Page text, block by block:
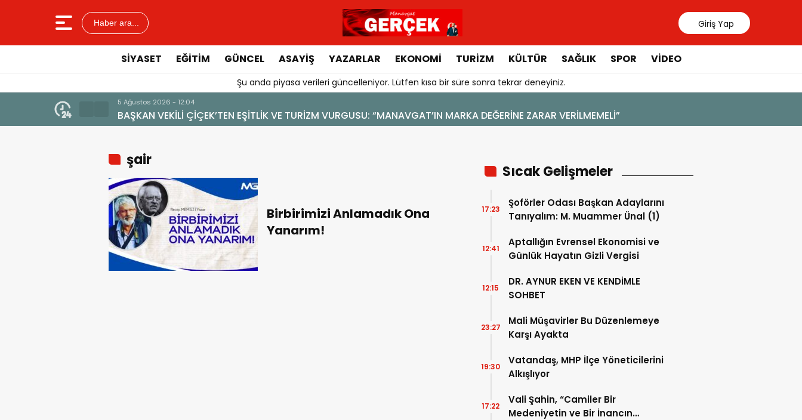
Haber ara... Giriş Yap
SIYASET EĞITIM GÜNCEL ASAYIŞ YAZARLAR EKONOMI TURIZM KÜLTÜR SAĞLIK SPOR VIDEO
Şu anda piyasa verileri güncelleniyor. Lütfen kısa bir süre sonra tekrar deneyiniz.
5 Ağustos 2026 - 12:04
BAŞKAN VEKİLİ ÇİÇEK’TEN EŞİTLİK VE TURİZM VURGUSU: “MANAVGAT’IN MARKA DEĞERİNE ZARAR VERİLMEMELİ”
şair
Birbirimizi Anlamadık Ona
Yanarım!
Sıcak Gelişmeler
Şoförler Odası Başkan Adaylarını
Tanıyalım: M. Muammer Ünal (1)
17:23
Aptallığın Evrensel Ekonomisi ve
Günlük Hayatın Gizli Vergisi
12:41
DR. AYNUR EKEN VE KENDİMLE
SOHBET
12:15
Mali Müşavirler Bu Düzenlemeye
Karşı Ayakta
23:27
Vatandaş, MHP İlçe Yöneticilerini
Alkışlıyor
19:30
Vali Şahin, “Camiler Bir
Medeniyetin ve Bir İnancın
17:22